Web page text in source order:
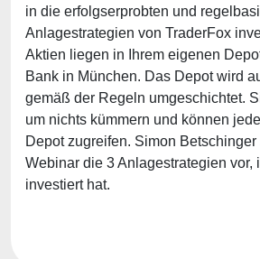
in die erfolgserprobten und
Anlagestrategien von TraderFox
Aktien liegen in Ihrem eigenen
Bank in München. Das Depot wird
gemäß der Regeln umgeschichtet.
um nichts kümmern und können
Depot zugreifen. Simon
Webinar die 3 Anlagestrategien vor,
investiert hat.